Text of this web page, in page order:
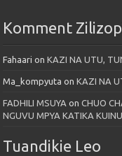
Komment
Fahaari onKAZI NA UTU,
Ma_kompyuta onKAZI NA
FADHILI MSUYA onCHUO
NGUVU MPYA KATIKA
Tuandikie Leo